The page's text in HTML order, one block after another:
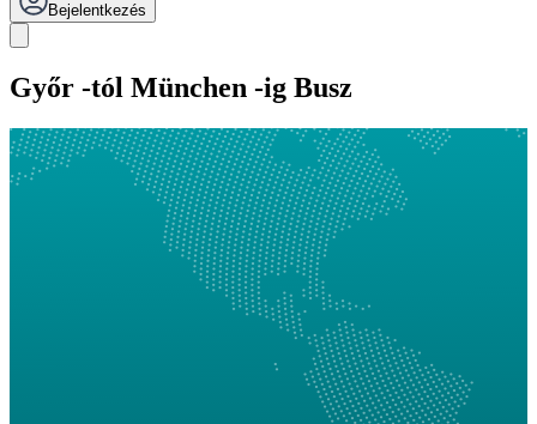
Bejelentkezés
Győr -tól München -ig Busz